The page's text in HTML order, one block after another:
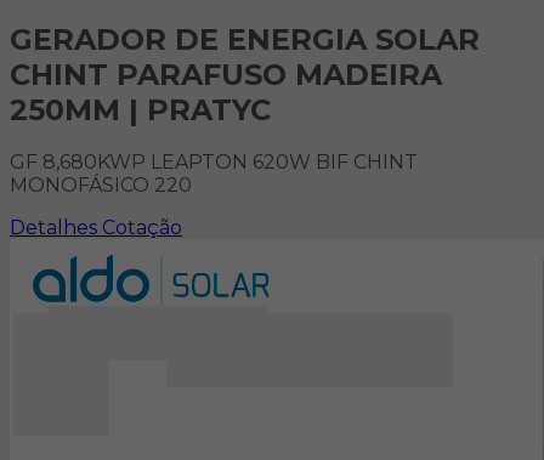
GERADOR DE ENERGIA SOLAR
CHINT PARAFUSO MADEIRA
250MM | PRATYC
GF 8,680KWP LEAPTON 620W BIF CHINT
MONOFÁSICO 220
Detalhes Cotação